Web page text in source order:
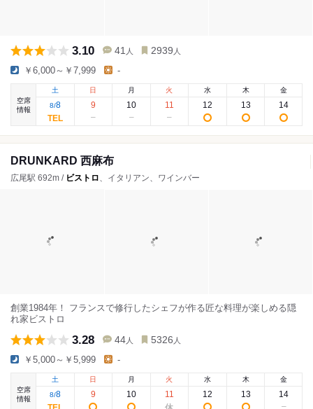
3.10 41 人 2939 人
￥6,000～￥7,999 -
空席
情報
土
8/8
日
9
月
10
火
11
水
12
木
13
金
14
DRUNKARD 西麻布
広尾駅 692m / ビストロ、イタリアン、ワインバー
創業1984年！ フランスで修行したシェフが作る匠な料理が楽しめる隠
れ家ビストロ
3.28 44 人 5326 人
￥5,000～￥5,999 -
空席
情報
土
8/8
日
9
月
10
火
11
水
12
木
13
金
14